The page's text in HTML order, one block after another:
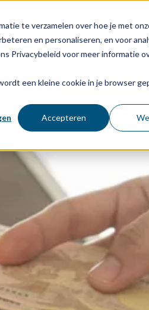
te verzamelen over hoe je met
en personaliseren, en voor
Privacybeleid voor meer informatie
een kleine cookie in je browser
Accepteren
Voor wie